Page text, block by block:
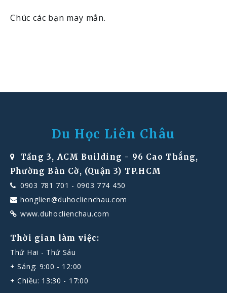
Chúc các bạn may mắn.
Du Học Liên Châu
Tầng 3, ACM Building - 96 Cao Thắng,
Phường Bàn Cờ, (Quận 3) TP.HCM
0903 781 701 - 0903 774 450
honglien@duhoclienchau.com
www.duhoclienchau.com
Thời gian làm việc:
Thứ Hai - Thứ Sáu
+ Sáng: 9:00 - 12:00
+ Chiều: 13:30 - 17:00